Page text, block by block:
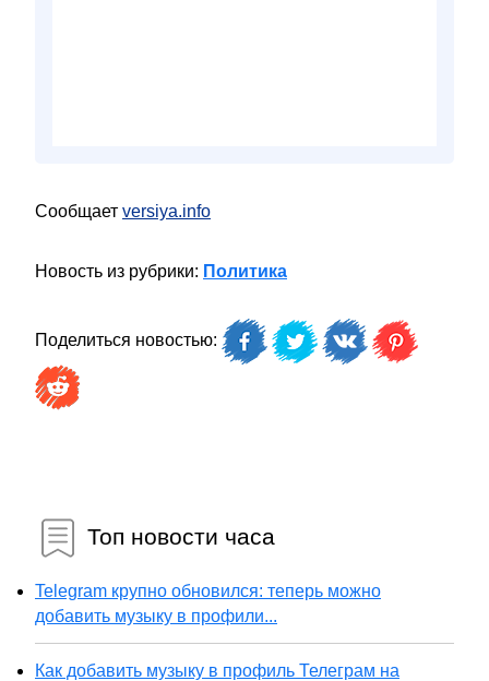
Сообщает versiya.info
Новость из рубрики: Политика
Поделиться новостью:
Топ новости часа
Telegram крупно обновился: теперь можно
добавить музыку в профили...
Как добавить музыку в профиль Телеграм на